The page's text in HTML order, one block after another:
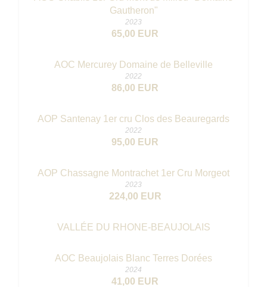
Gautheron"
2023
65,00 EUR
AOC Mercurey Domaine de Belleville
2022
86,00 EUR
AOP Santenay 1er cru Clos des Beauregards
2022
95,00 EUR
AOP Chassagne Montrachet 1er Cru Morgeot
2023
224,00 EUR
VALLÉE DU RHONE-BEAUJOLAIS
AOC Beaujolais Blanc Terres Dorées
2024
41,00 EUR